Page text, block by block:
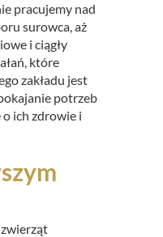
pracujemy nad
surowca, aż
i ciągły
które
zakładu jest
potrzeb
ich zdrowie i